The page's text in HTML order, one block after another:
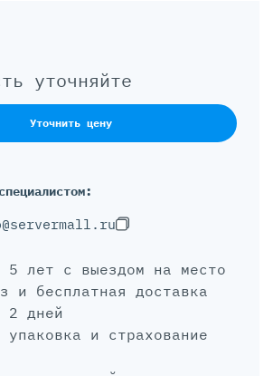
уточняйте
Уточнить цену
5 лет с выездом на место
и бесплатная доставка
2 дней
упаковка и страхование